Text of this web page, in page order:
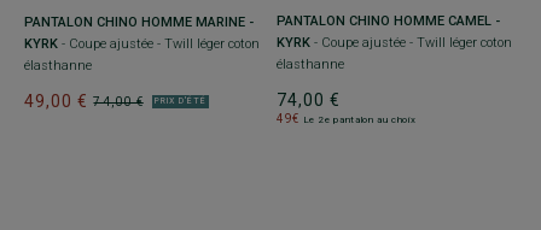
PANTALON CHINO HOMME MARINE -
KYRK - Coupe ajustée - Twill léger coton
élasthanne
74,00 €
49,00 € PRIX D'ÉTÉ
PANTALON CHINO HOMME CAMEL -
KYRK - Coupe ajustée - Twill léger coton
élasthanne
74,00 €
49€ Le 2e pantalon au choix